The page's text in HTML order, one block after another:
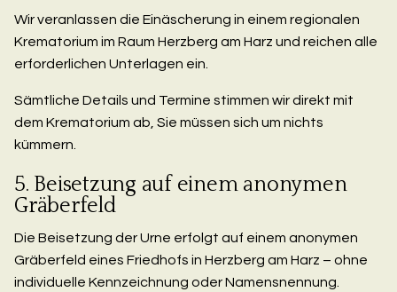
Wir veranlassen die Einäscherung in einem regionalen
Krematorium im Raum Herzberg am Harz und reichen alle
erforderlichen Unterlagen ein.
Sämtliche Details und Termine stimmen wir direkt mit
dem Krematorium ab, Sie müssen sich um nichts
kümmern.
5. Beisetzung auf einem anonymen
Gräberfeld
Die Beisetzung der Urne erfolgt auf einem anonymen
Gräberfeld eines Friedhofs in Herzberg am Harz – ohne
individuelle Kennzeichnung oder Namensnennung.